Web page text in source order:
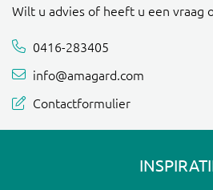
Wilt u advies of heeft u een vraag
0416-283405
info@amagard.com
Contactformulier